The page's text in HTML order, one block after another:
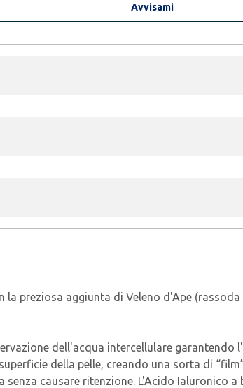
Avvisami
preziosa aggiunta di Veleno d'Ape
dell'acqua intercellulare garantendo
della pelle, creando una sorta di
causare ritenzione. L'Acido Ialuronico a